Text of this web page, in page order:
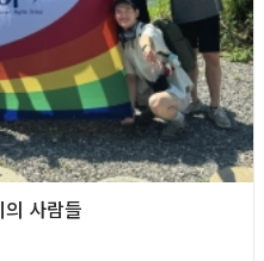
사람들